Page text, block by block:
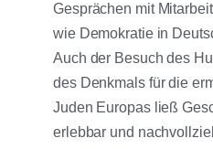
Gesprächen mit
wie Demokratie in
Auch der Besuch des
des Denkmals für die
Juden Europas ließ
erlebbar und